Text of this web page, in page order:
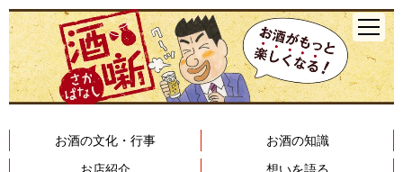
お酒の文化・行事
お酒の知識